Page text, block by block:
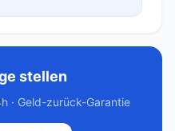
stellen
· Geld-zurück-Garantie